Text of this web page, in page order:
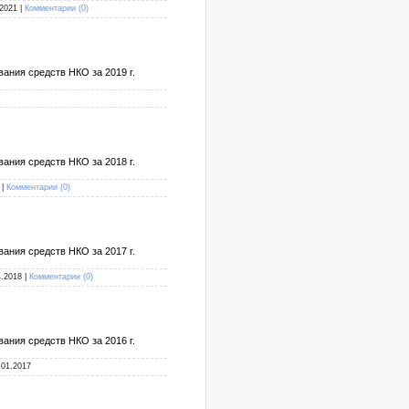
Комментарии (0)
средств НКО за 2019 г.
средств НКО за 2018 г.
Комментарии (0)
средств НКО за 2017 г.
Комментарии (0)
средств НКО за 2016 г.